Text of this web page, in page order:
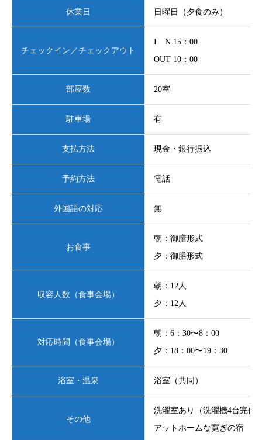
休業日 日曜日（夕食のみ）
チェックイン／チェックアウト
I N 15：00
OUT 10：00
部屋数 20室
駐車場 有
支払方法 現金・銀行振込
予約方法 電話
外国語の対応 無
お食事
朝：御膳形式
夕：御膳形式
収容人数（食事会場）
朝：12人
夕：12人
対応時間（食事会場）
朝：6：30〜8：00
夕：18：00〜19：30
浴室・温泉 浴室（共同）
その他
洗濯室あり（洗濯機4台完備
アットホームな寛ぎの宿